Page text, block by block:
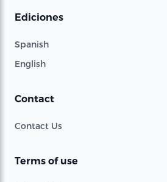
Ediciones
Spanish
English
Contact
Contact Us
Terms of use